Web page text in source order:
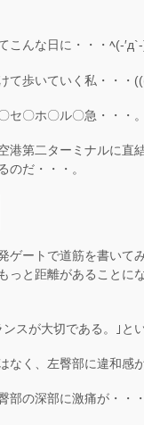
こんな日に・・・ﾍ(-
て歩いていく私・・・
セ〇ホ〇ル〇急・・・。
港第二ターミナルに直
のだ・・・。
ゲートで道筋を書いて
っと距離があることに
スが大切である。｣と
なく、左臀部に違和感
部の深部に激痛が・・